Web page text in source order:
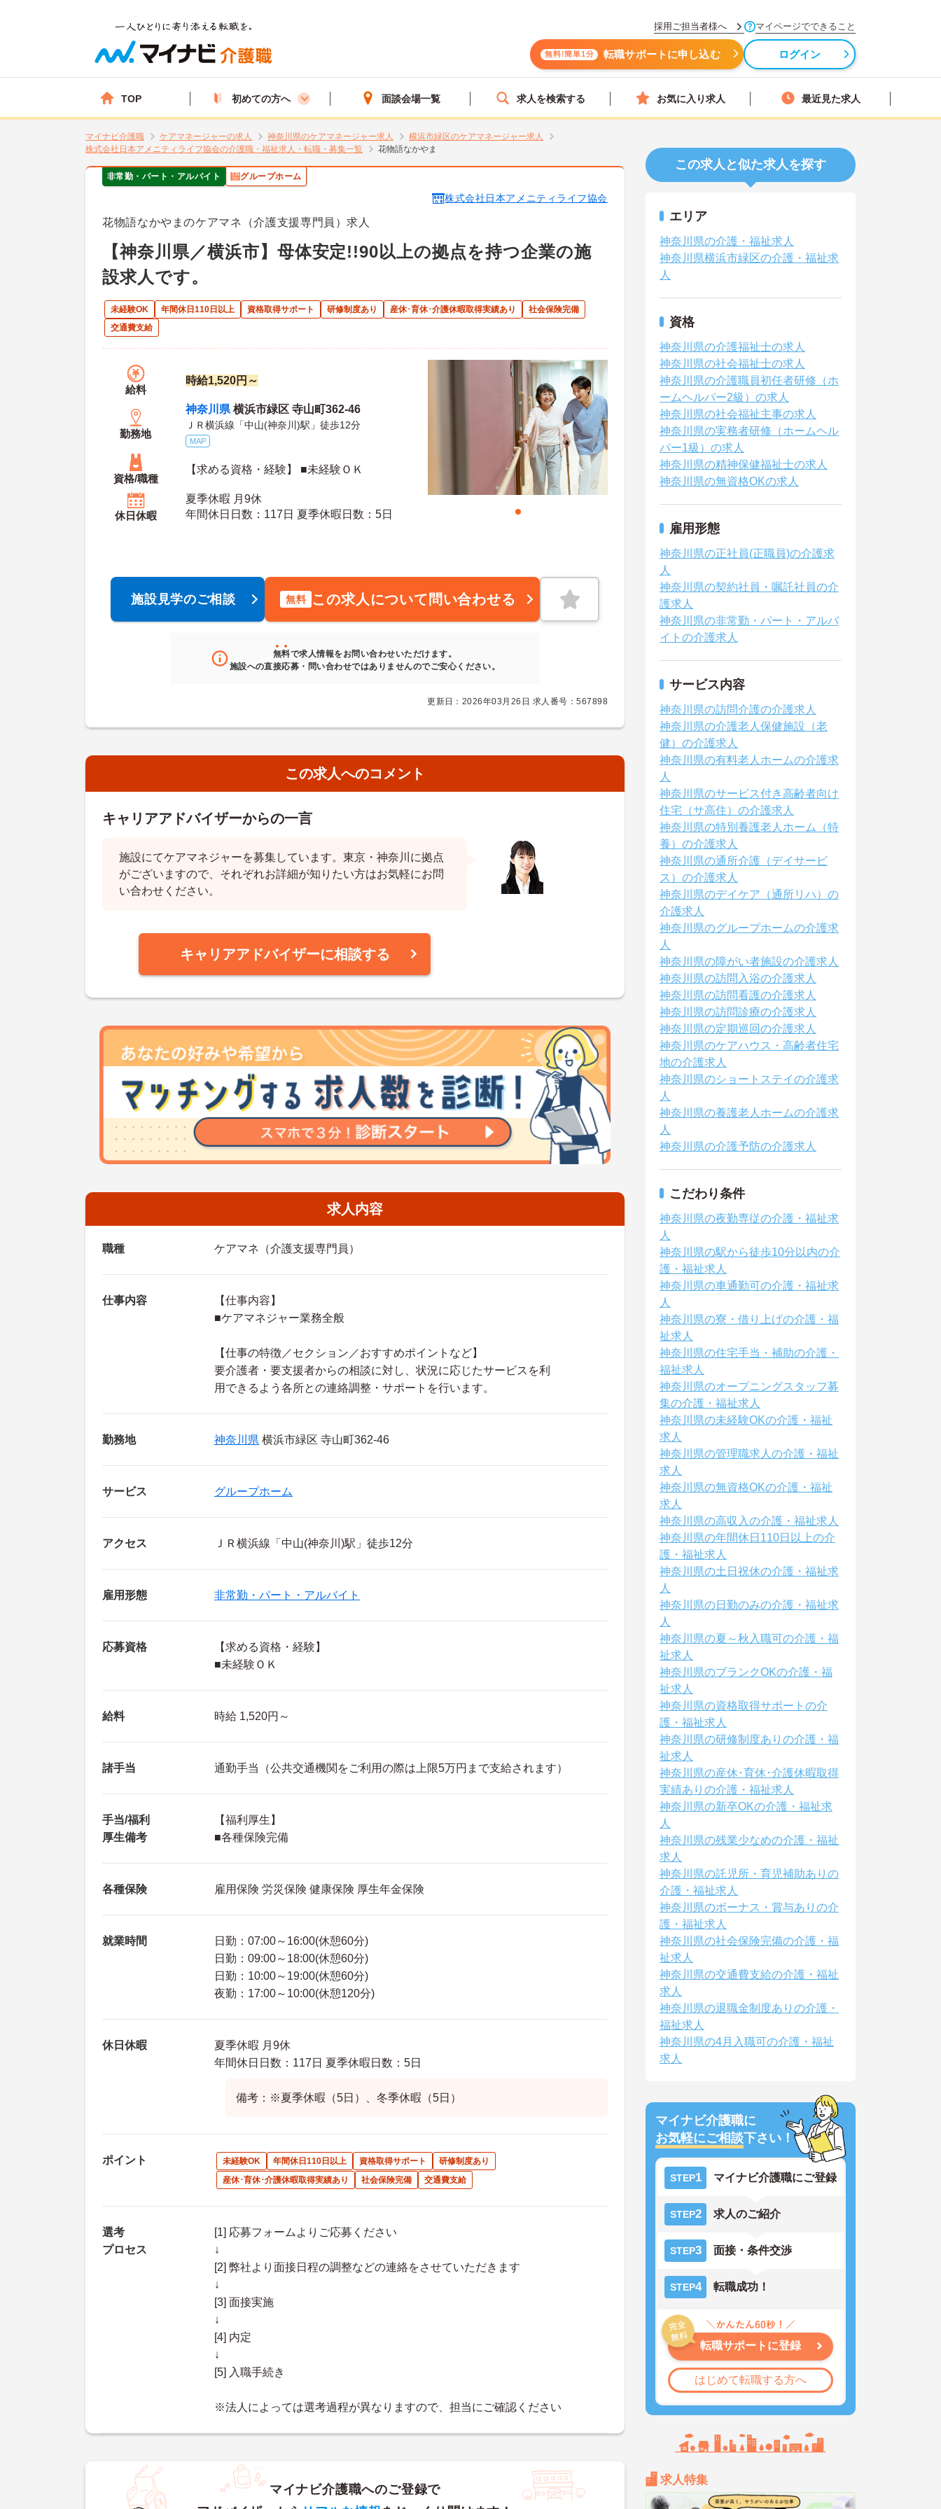
採用ご担当者様へ マイページでできること
無料!簡単1分 転職サポートに申し込む ログイン
TOP 初めての方へ 面談会場一覧 求人を検索する お気に入り求人 最近見た求人
マイナビ介護職 ケアマネージャーの求人 神奈川県のケアマネージャー求人
横浜市緑区のケアマネージャー求人
株式会社日本アメニティライフ協会の介護職・福祉求人・転職・募集一覧
花物語なかやま
非常勤・パート・アルバイト グループホーム
株式会社日本アメニティライフ協会
花物語なかやまのケアマネ（介護支援専門員）求人
【神奈川県／横浜市】母体安定!!90以上の拠点を持つ企業の施
設求人です。
未経験OK 年間休日110日以上 資格取得サポート 研修制度あり 産休･育休･介護休暇取得実績あり
社会保険完備
交通費支給
給料
時給1,520円～
勤務地
神奈川県 横浜市緑区 寺山町362-46
ＪＲ横浜線「中山(神奈川)駅」徒歩12分
MAP
資格/職種
【求める資格・経験】 ■未経験ＯＫ
休日休暇
夏季休暇 月9休
年間休日日数：117日 夏季休暇日数：5日
施設見学のご相談 無料 この求人について問い合わせる
無料で求人情報をお問い合わせいただけます。
施設への直接応募・問い合わせではありませんのでご安心ください。
更新日：2026年03月26日 求人番号：567898
この求人へのコメント
キャリアアドバイザーからの一言
施設にてケアマネジャーを募集しています。東京・神奈川に拠点
がございますので、それぞれお詳細が知りたい方はお気軽にお問
い合わせください。
キャリアアドバイザーに相談する
求人内容
職種 ケアマネ（介護支援専門員）
仕事内容
【仕事内容】
■ケアマネジャー業務全般
【仕事の特徴／セクション／おすすめポイントなど】
要介護者・要支援者からの相談に対し、状況に応じたサービスを利
用できるよう各所との連絡調整・サポートを行います。
勤務地 神奈川県 横浜市緑区 寺山町362-46
サービス グループホーム
アクセス ＪＲ横浜線「中山(神奈川)駅」徒歩12分
雇用形態 非常勤・パート・アルバイト
応募資格
【求める資格・経験】
■未経験ＯＫ
給料 時給 1,520円～
諸手当 通勤手当（公共交通機関をご利用の際は上限5万円まで支給されます）
手当/福利
厚生備考
【福利厚生】
■各種保険完備
各種保険 雇用保険 労災保険 健康保険 厚生年金保険
就業時間
日勤：07:00～16:00(休憩60分)
日勤：09:00～18:00(休憩60分)
日勤：10:00～19:00(休憩60分)
夜勤：17:00～10:00(休憩120分)
休日休暇
夏季休暇 月9休
年間休日日数：117日 夏季休暇日数：5日
備考：※夏季休暇（5日）、冬季休暇（5日）
ポイント 未経験OK 年間休日110日以上 資格取得サポート
研修制度あり
産休･育休･介護休暇取得実績あり
社会保険完備 交通費支給
選考
プロセス
[1] 応募フォームよりご応募ください
↓
[2] 弊社より面接日程の調整などの連絡をさせていただきます
↓
[3] 面接実施
↓
[4] 内定
↓
[5] 入職手続き
※法人によっては選考過程が異なりますので、担当にご確認ください
マイナビ介護職へのご登録で
この求人と似た求人を探す
エリア
神奈川県の介護・福祉求人
神奈川県横浜市緑区の介護・福祉求
人
資格
神奈川県の介護福祉士の求人
神奈川県の社会福祉士の求人
神奈川県の介護職員初任者研修（ホ
ームヘルパー2級）の求人
神奈川県の社会福祉主事の求人
神奈川県の実務者研修（ホームヘル
パー1級）の求人
神奈川県の精神保健福祉士の求人
神奈川県の無資格OKの求人
雇用形態
神奈川県の正社員(正職員)の介護求
人
神奈川県の契約社員・嘱託社員の介
護求人
神奈川県の非常勤・パート・アルバ
イトの介護求人
サービス内容
神奈川県の訪問介護の介護求人
神奈川県の介護老人保健施設（老
健）の介護求人
神奈川県の有料老人ホームの介護求
人
神奈川県のサービス付き高齢者向け
住宅（サ高住）の介護求人
神奈川県の特別養護老人ホーム（特
養）の介護求人
神奈川県の通所介護（デイサービ
ス）の介護求人
神奈川県のデイケア（通所リハ）の
介護求人
神奈川県のグループホームの介護求
人
神奈川県の障がい者施設の介護求人
神奈川県の訪問入浴の介護求人
神奈川県の訪問看護の介護求人
神奈川県の訪問診療の介護求人
神奈川県の定期巡回の介護求人
神奈川県のケアハウス・高齢者住宅
地の介護求人
神奈川県のショートステイの介護求
人
神奈川県の養護老人ホームの介護求
人
神奈川県の介護予防の介護求人
こだわり条件
神奈川県の夜勤専従の介護・福祉求
人
神奈川県の駅から徒歩10分以内の介
護・福祉求人
神奈川県の車通勤可の介護・福祉求
人
神奈川県の寮・借り上げの介護・福
祉求人
神奈川県の住宅手当・補助の介護・
福祉求人
神奈川県のオープニングスタッフ募
集の介護・福祉求人
神奈川県の未経験OKの介護・福祉
求人
神奈川県の管理職求人の介護・福祉
求人
神奈川県の無資格OKの介護・福祉
求人
神奈川県の高収入の介護・福祉求人
神奈川県の年間休日110日以上の介
護・福祉求人
神奈川県の土日祝休の介護・福祉求
人
神奈川県の日勤のみの介護・福祉求
人
神奈川県の夏～秋入職可の介護・福
祉求人
神奈川県のブランクOKの介護・福
祉求人
神奈川県の資格取得サポートの介
護・福祉求人
神奈川県の研修制度ありの介護・福
祉求人
神奈川県の産休･育休･介護休暇取得
実績ありの介護・福祉求人
神奈川県の新卒OKの介護・福祉求
人
神奈川県の残業少なめの介護・福祉
求人
神奈川県の託児所・育児補助ありの
介護・福祉求人
神奈川県のボーナス・賞与ありの介
護・福祉求人
神奈川県の社会保険完備の介護・福
祉求人
神奈川県の交通費支給の介護・福祉
求人
神奈川県の退職金制度ありの介護・
福祉求人
神奈川県の4月入職可の介護・福祉
求人
マイナビ介護職に
お気軽にご相談下さい！
STEP1 マイナビ介護職にご登録
STEP2 求人のご紹介
STEP3 面接・条件交渉
STEP4 転職成功！
転職サポートに登録
はじめて転職する方へ
求人特集